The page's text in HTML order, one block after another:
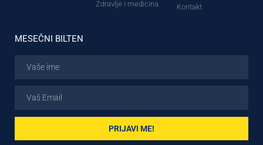
Zdravlje i medicina
Kontakt
MESEČNI BILTEN
PRIJAVI ME!